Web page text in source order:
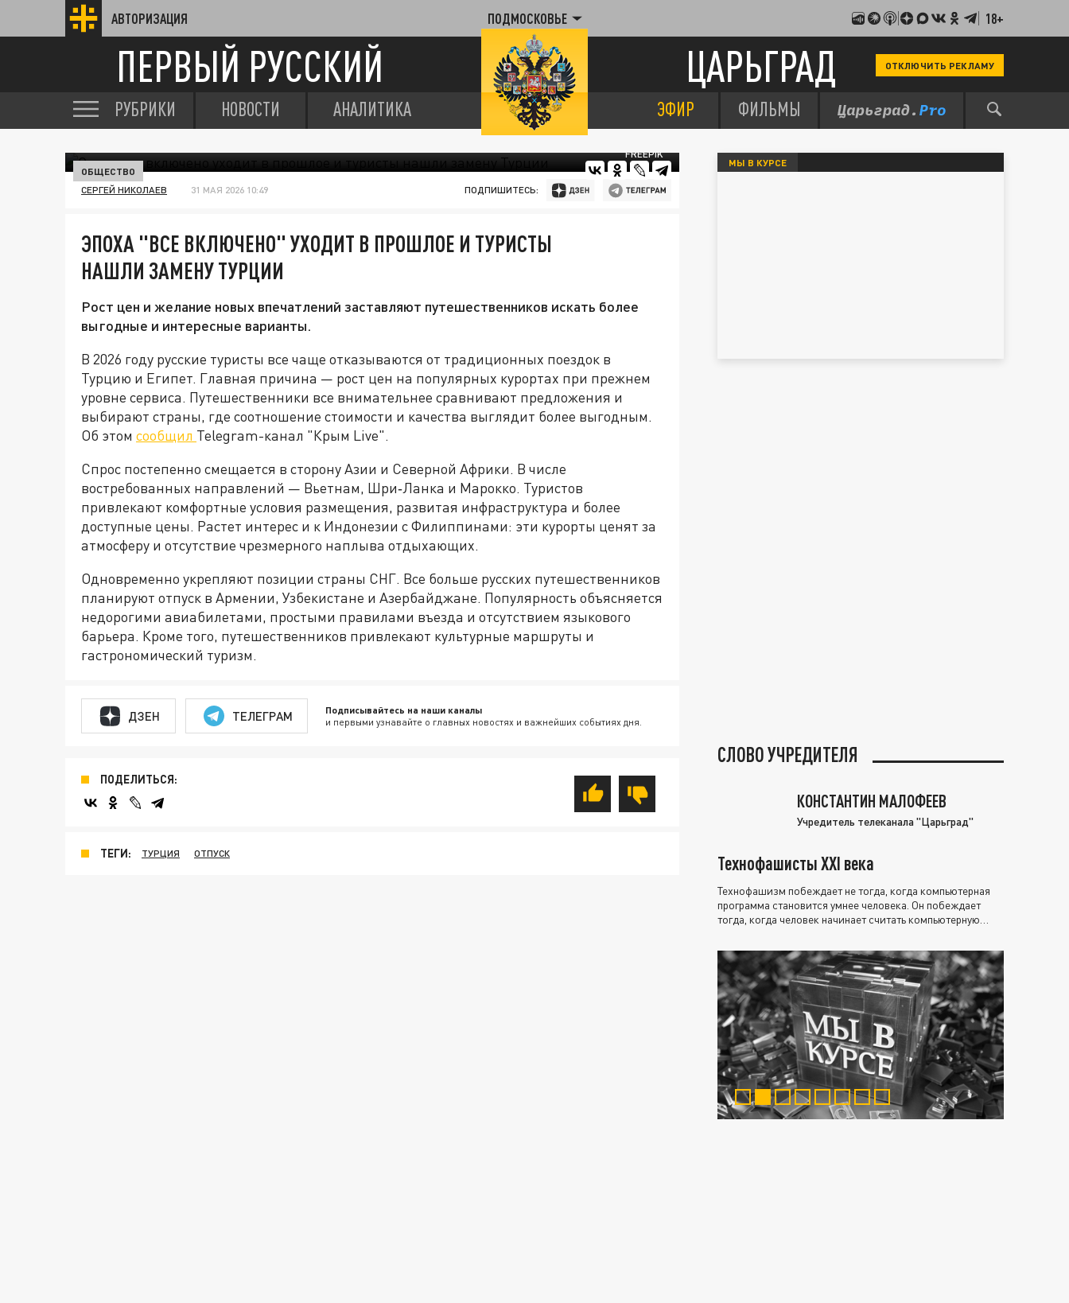
АВТОРИЗАЦИЯ ПОДМОСКОВЬЕ 18+
ПЕРВЫЙ РУССКИЙ ЦАРЬГРАД ОТКЛЮЧИТЬ РЕКЛАМУ
РУБРИКИ НОВОСТИ АНАЛИТИКА ЭФИР ФИЛЬМЫ
FREEPIK
ОБЩЕСТВО
СЕРГЕЙ НИКОЛАЕВ 31 МАЯ 2026 10:49 ПОДПИШИТЕСЬ:
ЭПОХА "ВСЕ ВКЛЮЧЕНО" УХОДИТ В ПРОШЛОЕ И ТУРИСТЫ
НАШЛИ ЗАМЕНУ ТУРЦИИ
Рост цен и желание новых впечатлений заставляют путешественников искать более
выгодные и интересные варианты.
В 2026 году русские туристы все чаще отказываются от традиционных поездок в
Турцию и Египет. Главная причина — рост цен на популярных курортах при прежнем
уровне сервиса. Путешественники все внимательнее сравнивают предложения и
выбирают страны, где соотношение стоимости и качества выглядит более выгодным.
Об этом сообщил Telegram-канал "Крым Live".
Спрос постепенно смещается в сторону Азии и Северной Африки. В числе
востребованных направлений — Вьетнам, Шри‑Ланка и Марокко. Туристов
привлекают комфортные условия размещения, развитая инфраструктура и более
доступные цены. Растет интерес и к Индонезии с Филиппинами: эти курорты ценят за
атмосферу и отсутствие чрезмерного наплыва отдыхающих.
Одновременно укрепляют позиции страны СНГ. Все больше русских путешественников
планируют отпуск в Армении, Узбекистане и Азербайджане. Популярность объясняется
недорогими авиабилетами, простыми правилами въезда и отсутствием языкового
барьера. Кроме того, путешественников привлекают культурные маршруты и
гастрономический туризм.
ДЗЕН ТЕЛЕГРАМ Подписывайтесь на наши каналы
и первыми узнавайте о главных новостях и важнейших событиях дня.
ПОДЕЛИТЬСЯ:
ТЕГИ: ТУРЦИЯ ОТПУСК
МЫ В КУРСЕ
СЛОВО УЧРЕДИТЕЛЯ
КОНСТАНТИН МАЛОФЕЕВ
Учредитель телеканала "Царьград"
Технофашисты XXI века
Технофашизм побеждает не тогда, когда компьютерная
программа становится умнее человека. Он побеждает
тогда, когда человек начинает считать компьютерную